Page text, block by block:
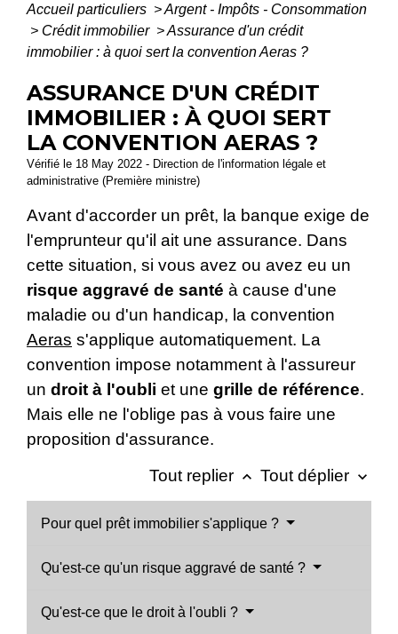
Accueil particuliers >Argent - Impôts - Consommation
> Crédit immobilier >Assurance d'un crédit
immobilier : à quoi sert la convention Aeras ?
ASSURANCE D'UN CRÉDIT
IMMOBILIER : À QUOI SERT
LA CONVENTION AERAS ?
Vérifié le 18 May 2022 - Direction de l'information légale et
administrative (Première ministre)
Avant d'accorder un prêt, la banque exige de
l'emprunteur qu'il ait une assurance. Dans
cette situation, si vous avez ou avez eu un
risque aggravé de santé à cause d'une
maladie ou d'un handicap, la convention
Aeras s'applique automatiquement. La
convention impose notamment à l'assureur
un droit à l'oubli et une grille de référence.
Mais elle ne l'oblige pas à vous faire une
proposition d'assurance.
Tout replier keyboard_arrow_up Tout déplier keyboard_arrow_down
Pour quel prêt immobilier s'applique ?
Qu'est-ce qu'un risque aggravé de santé ?
Qu'est-ce que le droit à l'oubli ?